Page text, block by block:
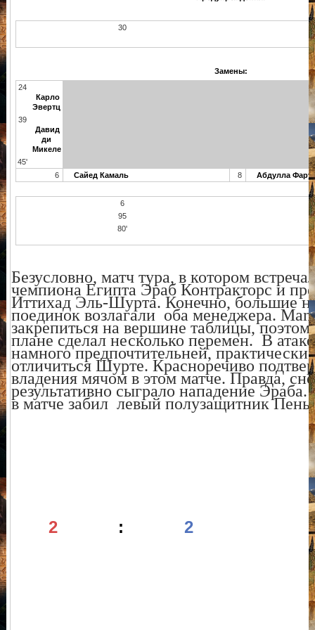
30
Замены:
24
Карло
Эвертц
39
Давид
ди
Микеле
45'
6
Сайед Камаль 8 Абдулла
6
95
80'
Безусловно, матч тура, в котором
чемпиона Египта Эраб Контракторс и
Иттихад Эль-Шурта. Конечно, большие
поединок возлагали оба менеджера.
закрепиться на вершине таблицы,
плане сделал несколько перемен. В
намного предпочтительней, практически
отличиться Шурте. Красноречиво
владения мячом в этом матче. Правда,
результативно сыграло нападение
в матче забил левый полузащитник
2 : 2